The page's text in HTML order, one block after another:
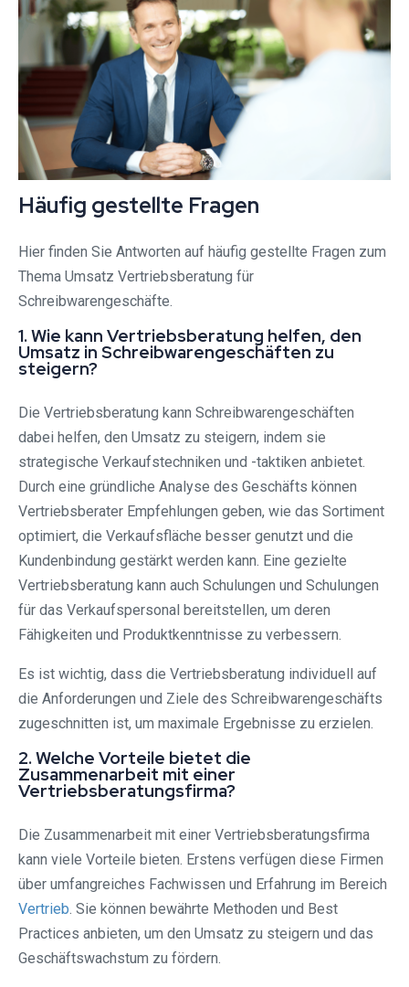
Häufig gestellte Fragen
Hier finden Sie Antworten auf häufig gestellte Fragen zum
Thema Umsatz Vertriebsberatung für
Schreibwarengeschäfte.
1. Wie kann Vertriebsberatung helfen, den
Umsatz in Schreibwarengeschäften zu
steigern?
Die Vertriebsberatung kann Schreibwarengeschäften
dabei helfen, den Umsatz zu steigern, indem sie
strategische Verkaufstechniken und -taktiken anbietet.
Durch eine gründliche Analyse des Geschäfts können
Vertriebsberater Empfehlungen geben, wie das Sortiment
optimiert, die Verkaufsfläche besser genutzt und die
Kundenbindung gestärkt werden kann. Eine gezielte
Vertriebsberatung kann auch Schulungen und Schulungen
für das Verkaufspersonal bereitstellen, um deren
Fähigkeiten und Produktkenntnisse zu verbessern.
Es ist wichtig, dass die Vertriebsberatung individuell auf
die Anforderungen und Ziele des Schreibwarengeschäfts
zugeschnitten ist, um maximale Ergebnisse zu erzielen.
2. Welche Vorteile bietet die
Zusammenarbeit mit einer
Vertriebsberatungsfirma?
Die Zusammenarbeit mit einer Vertriebsberatungsfirma
kann viele Vorteile bieten. Erstens verfügen diese Firmen
über umfangreiches Fachwissen und Erfahrung im Bereich
Vertrieb. Sie können bewährte Methoden und Best
Practices anbieten, um den Umsatz zu steigern und das
Geschäftswachstum zu fördern.